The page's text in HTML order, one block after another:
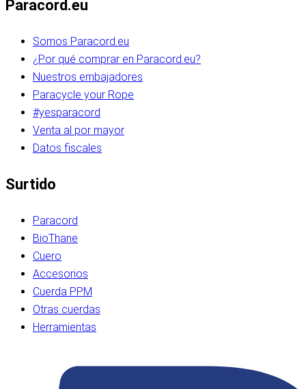
Paracord.eu
Somos Paracord.eu
¿Por qué comprar en Paracord.eu?
Nuestros embajadores
Paracycle your Rope
#yesparacord
Venta al por mayor
Datos fiscales
Surtido
Paracord
BioThane
Cuero
Accesorios
Cuerda PPM
Otras cuerdas
Herramientas